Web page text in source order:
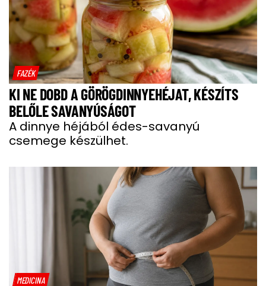
FAZÉK
KI NE DOBD A GÖRÖGDINNYEHÉJAT, KÉSZÍTS
BELŐLE SAVANYÚSÁGOT
A dinnye héjából édes-savanyú
csemege készülhet.
MEDICINA